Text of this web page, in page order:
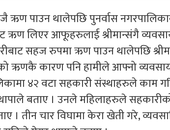
ऋण पाउन थालेपछि पुनर्वास
ऋण लिएर आफूहरुलाई श्रीमान्संगै
सहज रुपमा ऋण पाउन थालेपछि
ऋणकै कारण पनि हामीले आफ्नो
४२ वटा सहकारी संस्थाहरुले काम
बताए । उनले महिलाहरुले
। तीन चार विघामा केरा खेती गरे,